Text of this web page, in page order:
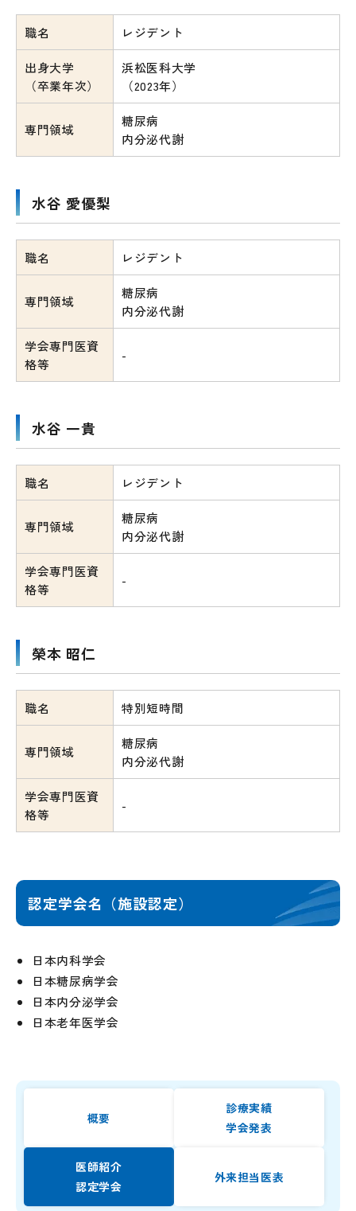
職名 レジデント
出身大学
（卒業年次）
浜松医科大学
（2023年）
専門領域
糖尿病
内分泌代謝
水谷 愛優梨
職名 レジデント
専門領域
糖尿病
内分泌代謝
学会専門医資
格等
-
水谷 一貴
職名 レジデント
専門領域
糖尿病
内分泌代謝
学会専門医資
格等
-
榮本 昭仁
職名 特別短時間
専門領域
糖尿病
内分泌代謝
学会専門医資
格等
-
認定学会名（施設認定）
日本内科学会
日本糖尿病学会
日本内分泌学会
日本老年医学会
概要
診療実績
学会発表
医師紹介
認定学会
外来担当医表